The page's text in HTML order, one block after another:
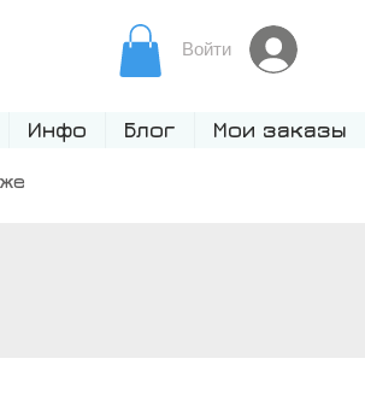
Войти
Инфо Блог Мои заказы